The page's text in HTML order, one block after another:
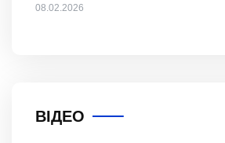
08.02.2026
ВІДЕО